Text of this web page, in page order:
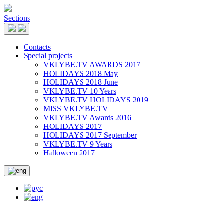
Sections
Contacts
Special projects
VKLYBE.TV AWARDS 2017
HOLIDAYS 2018 May
HOLIDAYS 2018 June
VKLYBE.TV 10 Years
VKLYBE.TV HOLIDAYS 2019
MISS VKLYBE.TV
VKLYBE.TV Awards 2016
HOLIDAYS 2017
HOLIDAYS 2017 September
VKLYBE.TV 9 Years
Halloween 2017